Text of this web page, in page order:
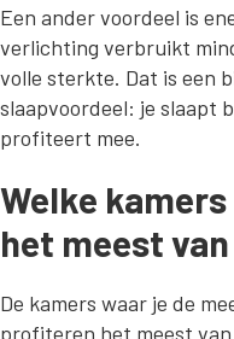
Een ander voordeel is
verlichting verbruikt
volle sterkte. Dat is een
slaapvoordeel: je slaapt
profiteert mee.
Welke
het meest
De kamers waar je de
profiteren het meest